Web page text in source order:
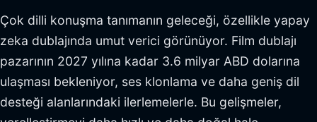
Çok dilli konuşma tanımanın geleceği, özellikle yapay
zeka dublajında umut verici görünüyor. Film dublajı
pazarının 2027 yılına kadar 3.6 milyar ABD dolarına
ulaşması bekleniyor, ses klonlama ve daha geniş dil
desteği alanlarındaki ilerlemelerle. Bu gelişmeler,